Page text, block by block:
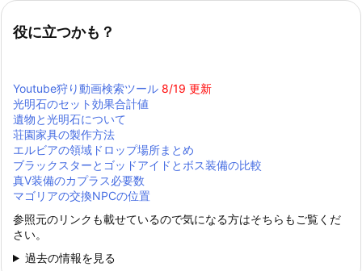
役に立つかも？
Youtube狩り動画検索ツール 8/19 更新
光明石のセット効果合計値
遺物と光明石について
荘園家具の製作方法
エルビアの領域ドロップ場所まとめ
ブラックスターとゴッドアイドとボス装備の比較
真Ⅴ装備のカプラス必要数
マゴリアの交換NPCの位置
参照元のリンクも載せているので気になる方はそちらもご覧くだ
さい。
過去の情報を見る